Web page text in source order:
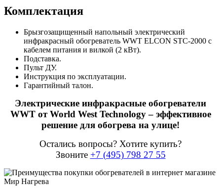
Комплектация
Брызгозащищенный напольный электрический
инфракрасный обогреватель WWT ELCON STC-2000 с
кабелем питания и вилкой (2 кВт).
Подставка.
Пульт ДУ.
Инструкция по эксплуатации.
Гарантийный талон.
Электрические инфракрасные обогреватели
WWT от World West Technology – эффективное
решение для обогрева на улице!
Остались вопросы? Хотите купить?
Звоните +7 (495) 798 27 55